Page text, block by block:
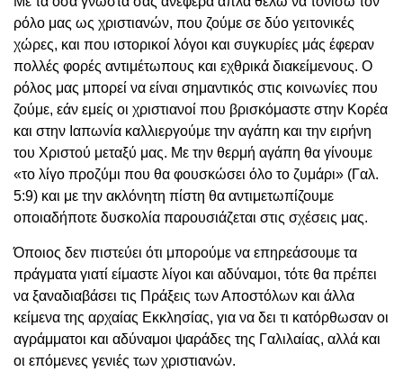
ρόλο μας ως χριστιανών, που ζούμε σε δύο γειτονικές
χώρες, και που ιστορικοί λόγοι και συγκυρίες μάς έφεραν
πολλές φορές αντιμέτωπους και εχθρικά διακείμενους. Ο
ρόλος μας μπορεί να είναι σημαντικός στις κοινωνίες που
ζούμε, εάν εμείς οι χριστιανοί που βρισκόμαστε στην Κορέα
και στην Ιαπωνία καλλιεργούμε την αγάπη και την ειρήνη
του Χριστού μεταξύ μας. Με την θερμή αγάπη θα γίνουμε
«το λίγο προζύμι που θα φουσκώσει όλο το ζυμάρι» (Γαλ.
5:9) και με την ακλόνητη πίστη θα αντιμετωπίζουμε
οποιαδήποτε δυσκολία παρουσιάζεται στις σχέσεις μας.
Όποιος δεν πιστεύει ότι μπορούμε να επηρεάσουμε τα
πράγματα γιατί είμαστε λίγοι και αδύναμοι, τότε θα πρέπει
να ξαναδιαβάσει τις Πράξεις των Αποστόλων και άλλα
κείμενα της αρχαίας Εκκλησίας, για να δει τι κατόρθωσαν οι
αγράμματοι και αδύναμοι ψαράδες της Γαλιλαίας, αλλά και
οι επόμενες γενιές των χριστιανών.